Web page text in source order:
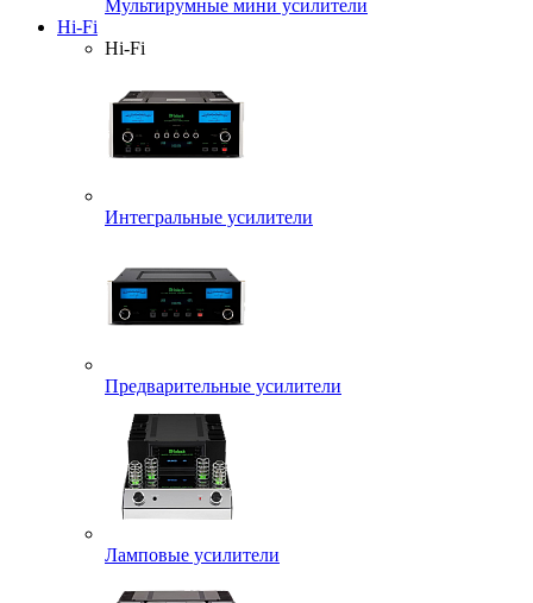
Мультирумные мини усилители
Hi-Fi
Hi-Fi
Интегральные усилители
Предварительные усилители
Ламповые усилители